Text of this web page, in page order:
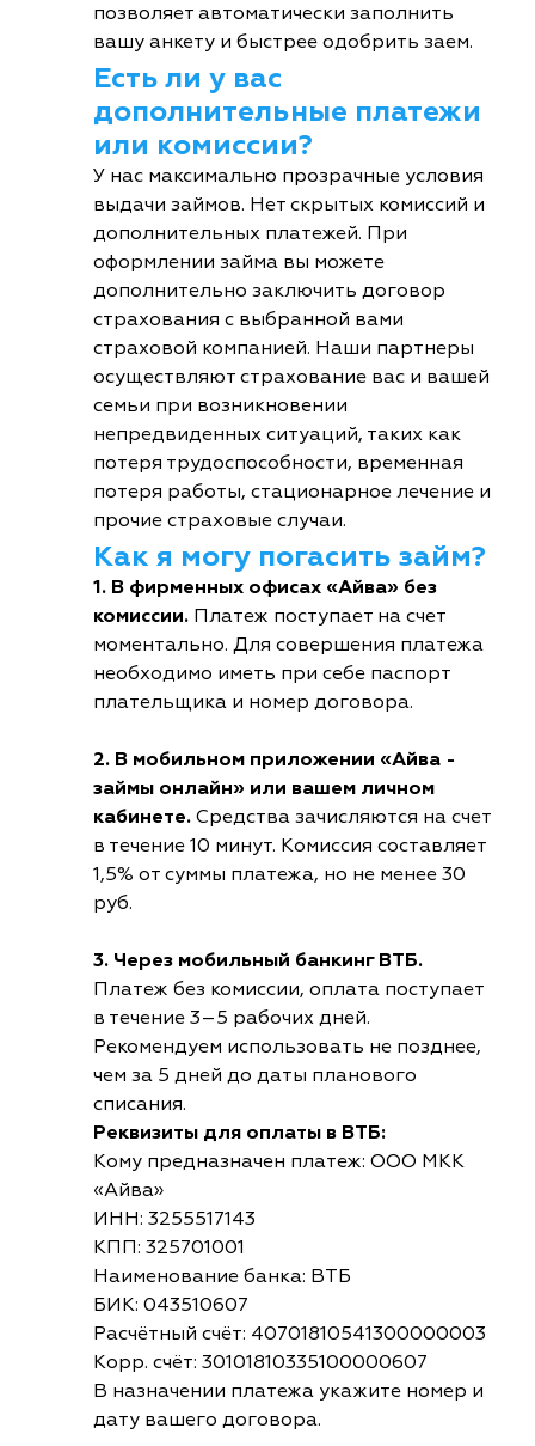
позволяет автоматически заполнить
вашу анкету и быстрее одобрить заем.
Есть ли у вас
дополнительные платежи
или комиссии?
У нас максимально прозрачные условия
выдачи займов. Нет скрытых комиссий и
дополнительных платежей. При
оформлении займа вы можете
дополнительно заключить договор
страхования с выбранной вами
страховой компанией. Наши партнеры
осуществляют страхование вас и вашей
семьи при возникновении
непредвиденных ситуаций, таких как
потеря трудоспособности, временная
потеря работы, стационарное лечение и
прочие страховые случаи.
Как я могу погасить займ?
1. В фирменных офисах «Айва» без
комиссии. Платеж поступает на счет
моментально. Для совершения платежа
необходимо иметь при себе паспорт
плательщика и номер договора.
2. В мобильном приложении «Айва -
займы онлайн» или вашем личном
кабинете. Средства зачисляются на счет
в течение 10 минут. Комиссия составляет
1,5% от суммы платежа, но не менее 30
руб.
3. Через мобильный банкинг ВТБ.
Платеж без комиссии, оплата поступает
в течение 3–5 рабочих дней.
Рекомендуем использовать не позднее,
чем за 5 дней до даты планового
списания.
Реквизиты для оплаты в ВТБ:
Кому предназначен платеж: ООО МКК
«Айва»
ИНН: 3255517143
КПП: 325701001
Наименование банка: ВТБ
БИК: 043510607
Расчётный счёт: 40701810541300000003
Корр. счёт: 30101810335100000607
В назначении платежа укажите номер и
дату вашего договора.